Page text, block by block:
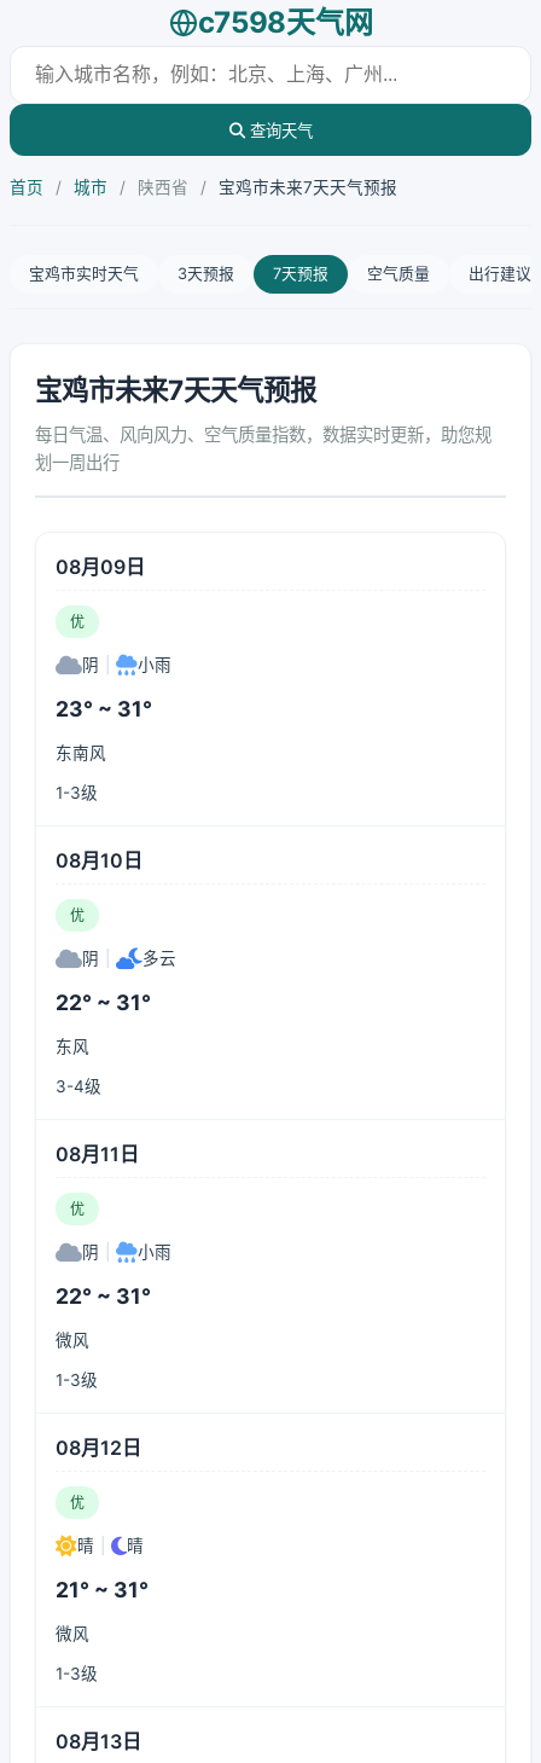
c7598天气网
查询天气
首页 / 城市 / 陕西省 / 宝鸡市未来7天天气预报
宝鸡市实时天气 3天预报 7天预报 空气质量 出行建议
宝鸡市未来7天天气预报
每日气温、风向风力、空气质量指数，数据实时更新，助您规
划一周出行
08月09日
优
阴 小雨
23° ~ 31°
东南风
1-3级
08月10日
优
阴 多云
22° ~ 31°
东风
3-4级
08月11日
优
阴 小雨
22° ~ 31°
微风
1-3级
08月12日
优
晴 晴
21° ~ 31°
微风
1-3级
08月13日